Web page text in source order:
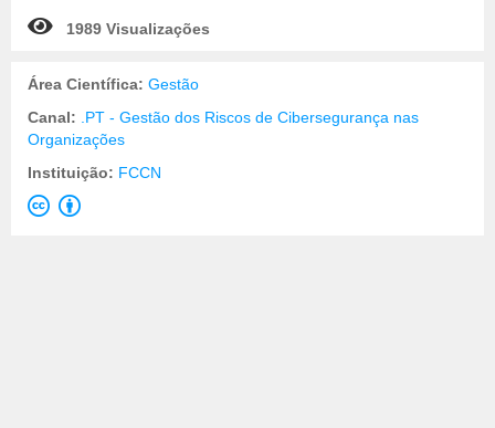
1989 Visualizações
Área Científica: Gestão
Canal:
.PT - Gestão dos Riscos de Cibersegurança nas
Organizações
Instituição: FCCN